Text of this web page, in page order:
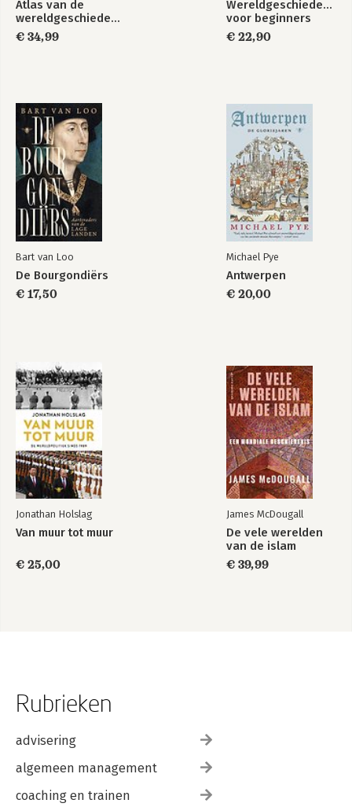
Atlas van de
wereldgeschiedenis
€ 34,99
Wereldgeschiedenis
voor beginners
€ 22,90
Bart van Loo
De Bourgondiërs
€ 17,50
Michael Pye
Antwerpen
€ 20,00
Jonathan Holslag
Van muur tot muur
€ 25,00
James McDougall
De vele werelden
van de islam
€ 39,99
Rubrieken
advisering
algemeen management
coaching en trainen